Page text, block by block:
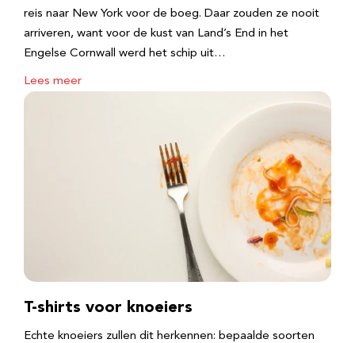
reis naar New York voor de boeg. Daar zouden ze nooit
arriveren, want voor de kust van Land’s End in het
Engelse Cornwall werd het schip uit…
Lees meer
T-shirts voor knoeiers
Echte knoeiers zullen dit herkennen: bepaalde soorten